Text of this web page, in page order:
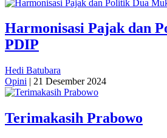
Harmonisasi Pajak dan
PDIP
Hedi Batubara
Opini | 21 Desember 2024
Terimakasih Prabowo